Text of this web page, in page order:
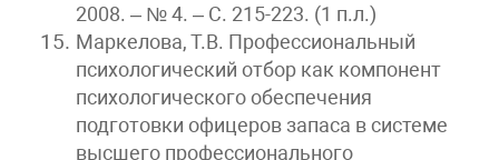
2008. – № 4. – С. 215-223. (1 п.л.)
Маркелова, Т.В. Профессиональный
психологический отбор как компонент
психологического обеспечения
подготовки офицеров запаса в системе
высшего профессионального